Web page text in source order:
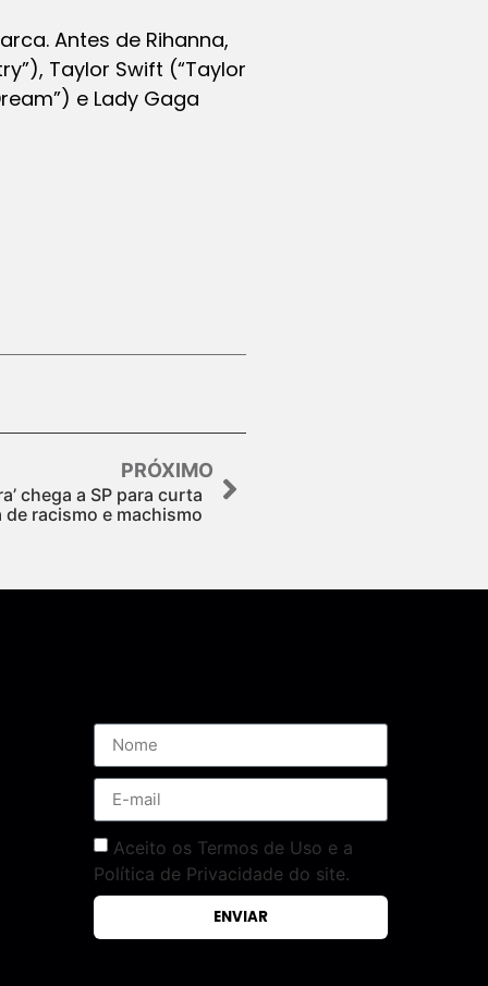
Antes de Rihanna,
Taylor Swift (“Taylor
e Lady Gaga
PRÓXIMO
chega a SP para curta
racismo e machismo
Aceito os Termos de Uso e a
Política de Privacidade do site.
ENVIAR